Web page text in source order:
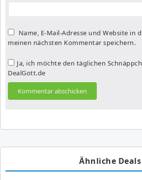
Name, E-Mail-Adresse und Website in
meinen nächsten Kommentar speichern.
Ja, ich möchte den täglichen
DealGott.de
Ähnliche Deals